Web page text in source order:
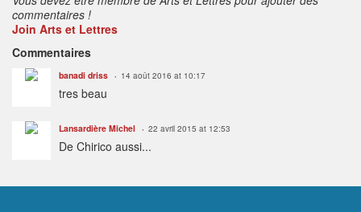
commentaires !
Join Arts et Lettres
Commentaires
banadi driss 14 août 2016 at 10:17
tres beau
Lansardière Michel 22 avril 2015 at 12:53
De Chirico aussi...